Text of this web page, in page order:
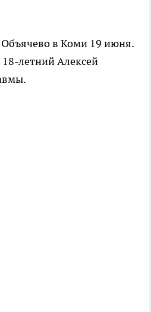
Объячево в Коми 19 июня.
летний Алексей